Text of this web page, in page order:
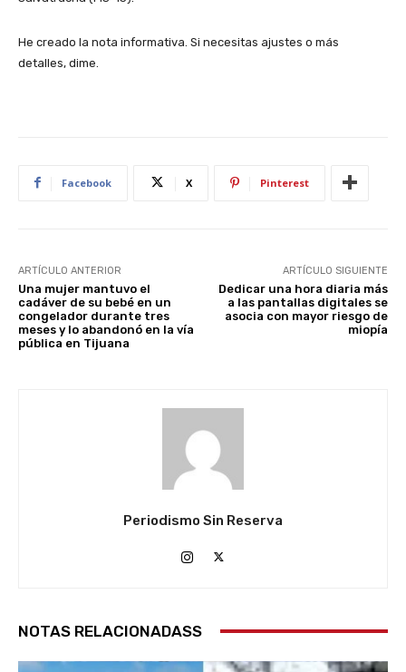
He creado la nota informativa. Si necesitas ajustes o más
detalles, dime.
Facebook X Pinterest
ARTÍCULO ANTERIOR
Una mujer mantuvo el
cadáver de su bebé en un
congelador durante tres
meses y lo abandonó en la vía
pública en Tijuana
ARTÍCULO SIGUIENTE
Dedicar una hora diaria más
a las pantallas digitales se
asocia con mayor riesgo de
miopía
Periodismo Sin Reserva
NOTAS RELACIONADASS